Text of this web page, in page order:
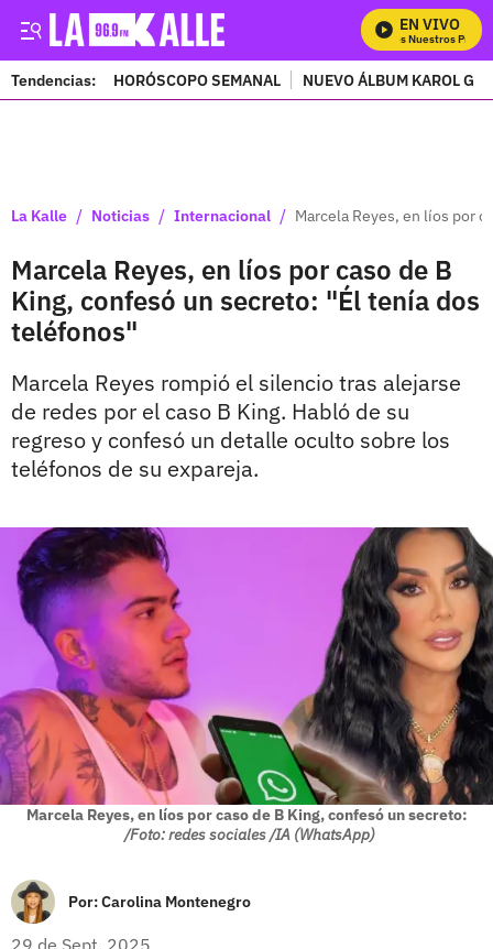
EN VIVO
Mira Todos Nuestros
Tendencias: HORÓSCOPO SEMANAL NUEVO ÁLBUM KAROL G
La Kalle / Noticias / Internacional / Marcela Reyes, en líos por
Marcela Reyes, en líos por caso de B
King, confesó un secreto: "Él tenía dos
teléfonos"
Marcela Reyes rompió el silencio tras alejarse
de redes por el caso B King. Habló de su
regreso y confesó un detalle oculto sobre los
teléfonos de su expareja.
Marcela Reyes, en líos por caso de B King, confesó un secreto:
/Foto: redes sociales /IA (WhatsApp)
Por:Carolina Montenegro
29 de Sept, 2025